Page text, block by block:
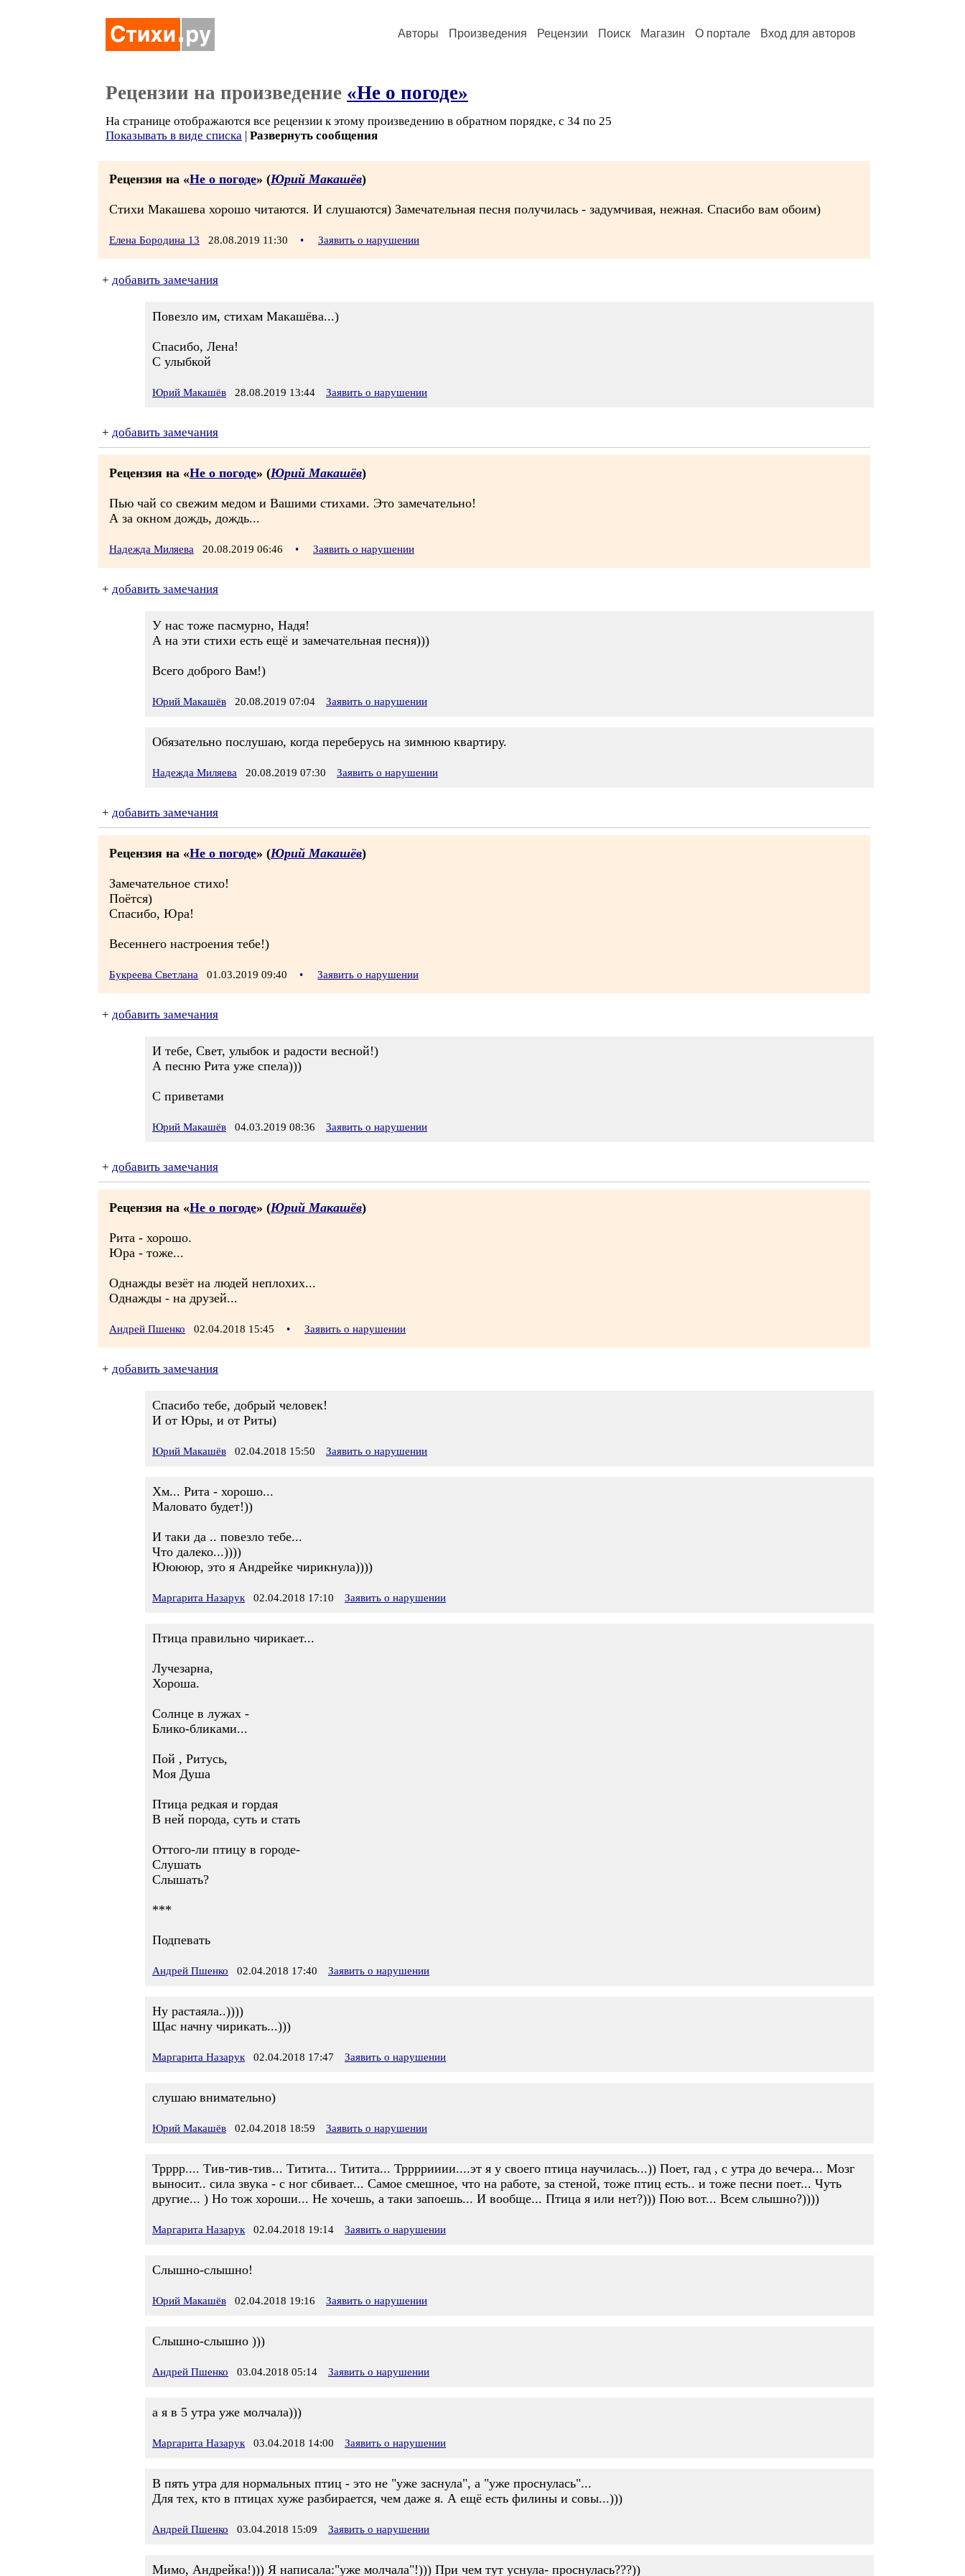
Авторы Произведения Рецензии Поиск Магазин О портале Вход для авторов
Рецензии на произведение «Не о погоде»
На странице отображаются все рецензии к этому произведению в обратном порядке, с 34 по 25
Показывать в виде списка | Развернуть сообщения
Рецензия на «Не о погоде» (Юрий Макашёв)
Стихи Макашева хорошо читаются. И слушаются) Замечательная песня получилась - задумчивая, нежная. Спасибо вам обоим)
Елена Бородина 13 28.08.2019 11:30 • Заявить о нарушении
+ добавить замечания
Повезло им, стихам Макашёва...)
Спасибо, Лена!
С улыбкой
Юрий Макашёв 28.08.2019 13:44 Заявить о нарушении
+ добавить замечания
Рецензия на «Не о погоде» (Юрий Макашёв)
Пью чай со свежим медом и Вашими стихами. Это замечательно!
А за окном дождь, дождь...
Надежда Миляева 20.08.2019 06:46 • Заявить о нарушении
+ добавить замечания
У нас тоже пасмурно, Надя!
А на эти стихи есть ещё и замечательная песня)))
Всего доброго Вам!)
Юрий Макашёв 20.08.2019 07:04 Заявить о нарушении
Обязательно послушаю, когда переберусь на зимнюю квартиру.
Надежда Миляева 20.08.2019 07:30 Заявить о нарушении
+ добавить замечания
Рецензия на «Не о погоде» (Юрий Макашёв)
Замечательное стихо!
Поётся)
Спасибо, Юра!
Весеннего настроения тебе!)
Букреева Светлана 01.03.2019 09:40 • Заявить о нарушении
+ добавить замечания
И тебе, Свет, улыбок и радости весной!)
А песню Рита уже спела)))
С приветами
Юрий Макашёв 04.03.2019 08:36 Заявить о нарушении
+ добавить замечания
Рецензия на «Не о погоде» (Юрий Макашёв)
Рита - хорошо.
Юра - тоже...
Однажды везёт на людей неплохих...
Однажды - на друзей...
Андрей Пшенко 02.04.2018 15:45 • Заявить о нарушении
+ добавить замечания
Спасибо тебе, добрый человек!
И от Юры, и от Риты)
Юрий Макашёв 02.04.2018 15:50 Заявить о нарушении
Хм... Рита - хорошо...
Маловато будет!))
И таки да .. повезло тебе...
Что далеко...))))
Ююююр, это я Андрейке чирикнула))))
Маргарита Назарук 02.04.2018 17:10 Заявить о нарушении
Птица правильно чирикает...
Лучезарна,
Хороша.
Солнце в лужах -
Блико-бликами...
Пой , Ритусь,
Моя Душа
Птица редкая и гордая
В ней порода, суть и стать
Оттого-ли птицу в городе-
Слушать
Слышать?
***
Подпевать
Андрей Пшенко 02.04.2018 17:40 Заявить о нарушении
Ну растаяла..))))
Щас начну чирикать...)))
Маргарита Назарук 02.04.2018 17:47 Заявить о нарушении
слушаю внимательно)
Юрий Макашёв 02.04.2018 18:59 Заявить о нарушении
Трррр.... Тив-тив-тив... Титита... Титита... Тррррииии....эт я у своего птица научилась...)) Поет, гад , с утра до вечера... Мозг
выносит.. сила звука - с ног сбивает... Самое смешное, что на работе, за стеной, тоже птиц есть.. и тоже песни поет... Чуть
другие... ) Но тож хороши... Не хочешь, а таки запоешь... И вообще... Птица я или нет?))) Пою вот... Всем слышно?))))
Маргарита Назарук 02.04.2018 19:14 Заявить о нарушении
Слышно-слышно!
Юрий Макашёв 02.04.2018 19:16 Заявить о нарушении
Слышно-слышно )))
Андрей Пшенко 03.04.2018 05:14 Заявить о нарушении
а я в 5 утра уже молчала)))
Маргарита Назарук 03.04.2018 14:00 Заявить о нарушении
В пять утра для нормальных птиц - это не "уже заснула", а "уже проснулась"...
Для тех, кто в птицах хуже разбирается, чем даже я. А ещё есть филины и совы...)))
Андрей Пшенко 03.04.2018 15:09 Заявить о нарушении
Мимо, Андрейка!))) Я написала:"уже молчала"!))) При чем тут уснула- проснулась???))